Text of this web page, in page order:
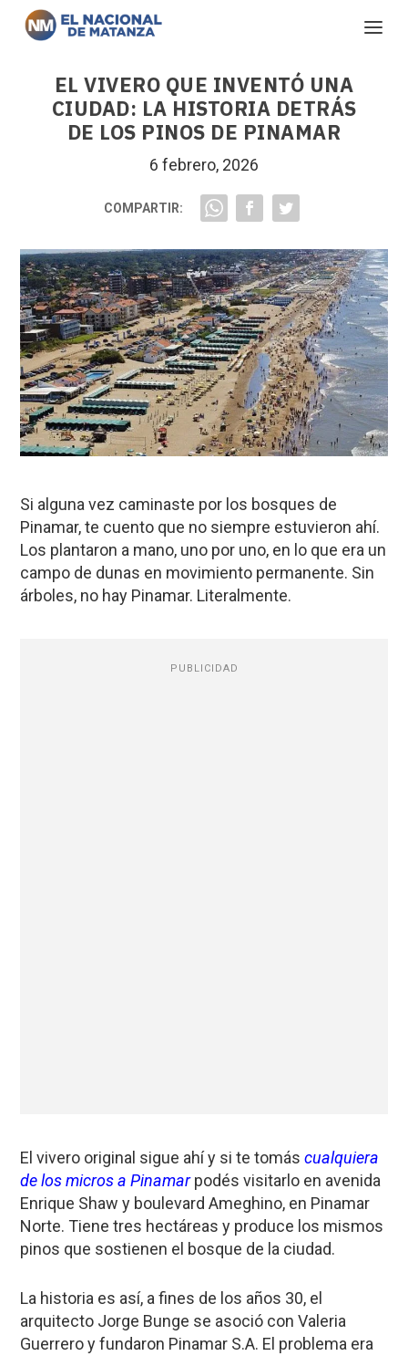
EL VIVERO QUE INVENTÓ UNA
CIUDAD: LA HISTORIA DETRÁS
DE LOS PINOS DE PINAMAR
6 febrero, 2026
COMPARTIR:
Si alguna vez caminaste por los bosques de
Pinamar, te cuento que no siempre estuvieron ahí.
Los plantaron a mano, uno por uno, en lo que era un
campo de dunas en movimiento permanente. Sin
árboles, no hay Pinamar. Literalmente.
PUBLICIDAD
El vivero original sigue ahí y si te tomáscualquiera
de los micros a Pinamarpodés visitarlo en avenida
Enrique Shaw y boulevard Ameghino, en Pinamar
Norte. Tiene tres hectáreas y produce los mismos
pinos que sostienen el bosque de la ciudad.
La historia es así, a fines de los años 30, el
arquitecto Jorge Bunge se asoció con Valeria
Guerrero y fundaron Pinamar S.A. El problema era